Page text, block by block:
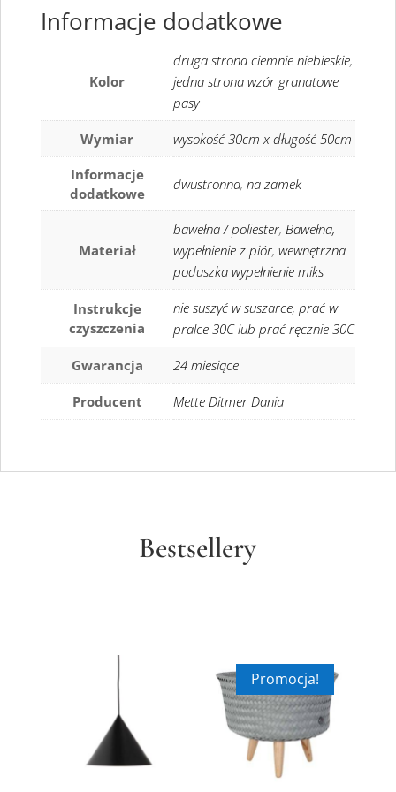
Informacje dodatkowe
Kolor
druga strona ciemnie niebieskie,
jedna strona wzór granatowe
pasy
Wymiar
wysokość 30cm x długość 50cm
Informacje
dodatkowe
dwustronna, na zamek
Materiał
bawełna / poliester, Bawełna,
wypełnienie z piór, wewnętrzna
poduszka wypełnienie miks
Instrukcje
czyszczenia
nie suszyć w suszarce, prać w
pralce 30C lub prać ręcznie 30C
Gwarancja 24 miesiące
Producent Mette Ditmer Dania
Bestsellery
Promocja!